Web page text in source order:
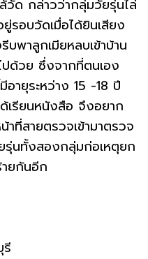
วัด กล่าวว่ากลุ่มวัยรุ่นไล่
รอบวัดเมื่อได้ยินเสียง
พาลูกเมียหลบเข้าบ้าน
ด้วย ซึ่งจากที่ตนเอง
ายุระหว่าง 15 -18 ปี
เรียนหนังสือ จึงอยาก
าที่สายตรวจเข้ามาตรวจ
รุ่นทั้งสองกลุ่มก่อเหตุยก
ยกันอีก